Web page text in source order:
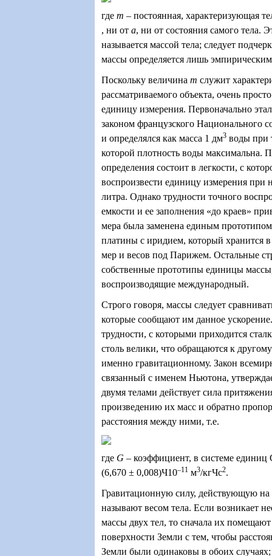
где m – постоянная, характеризующая
, ни от a, ни от состояния самого тела.
называется массой тела; следует
массы определяется лишь
Поскольку величина m служит
рассматриваемого объекта, очень
единицу измерения. Первоначально
законом французского Национального
и определялся как масса 1 дм3 воды при
которой плотность воды максимальна.
определения состоит в легкости, с
воспроизвести единицу измерения при
литра. Однако трудности точного
емкости и ее заполнения «до краев»
мера была заменена единым
платины с иридием, который хранится
мер и весов под Парижем. Остальные
собственные прототипы единицы
воспроизводящие международный.
Строго говоря, массы следует
которые сообщают им данное
трудности, с которыми приходится
столь велики, что обращаются к
именно гравитационному. Закон
связанный с именем Ньютона,
двумя телами действует сила
произведению их масс и обратно
расстояния между ними, т.е.
где G – коэффициент, в системе
(6,670 ± 0,008)Ч10–11 м3/кгЧс2.
Гравитационную силу, действующую на
называют весом тела. Если возникает
массы двух тел, то сначала их
поверхности Земли с тем, чтобы
Земли были одинаковы в обоих случаях;